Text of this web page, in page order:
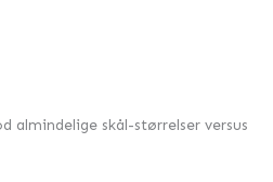
almindelige skål-størrelser versus